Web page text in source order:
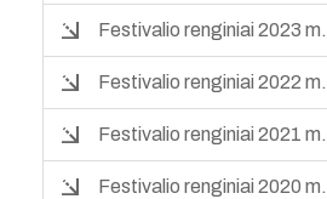
Festivalio renginiai 2023 m.
Festivalio renginiai 2022 m.
Festivalio renginiai 2021 m.
Festivalio renginiai 2020 m.